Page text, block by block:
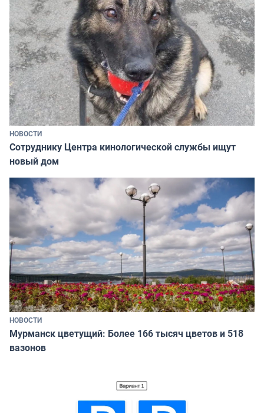
НОВОСТИ
Сотруднику Центра кинологической службы ищут
новый дом
НОВОСТИ
Мурманск цветущий: Более 166 тысяч цветов и 518
вазонов